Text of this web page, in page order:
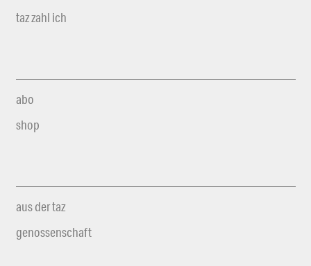
taz zahl ich
abo
shop
aus der taz
genossenschaft